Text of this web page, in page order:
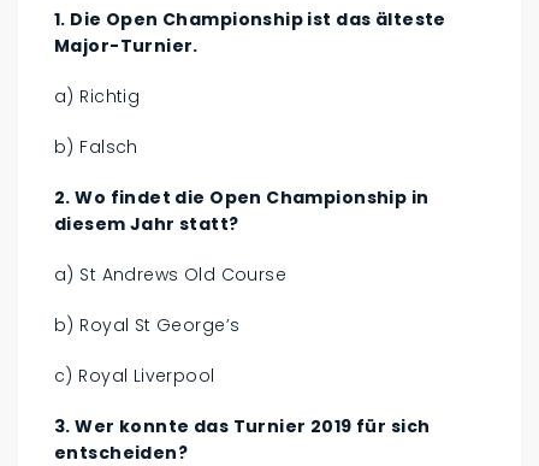
1. Die Open Championship ist das älteste
Major-Turnier.
a) Richtig
b) Falsch
2. Wo findet die Open Championship in
diesem Jahr statt?
a) St Andrews Old Course
b) Royal St George’s
c) Royal Liverpool
3. Wer konnte das Turnier 2019 für sich
entscheiden?